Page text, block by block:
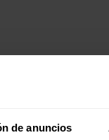
de anuncios
español, tras
con respecto a los